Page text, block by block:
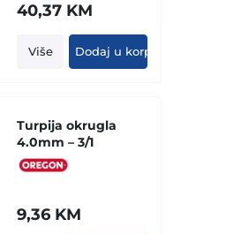
40,37 KM
Više Dodaj u korpu
Turpija okrugla
4.0mm – 3/1
9,36 KM